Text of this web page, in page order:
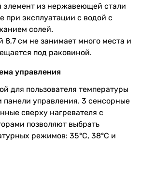
19 А
настенный
электронное
индикатор питания, пульт ДУ
(опция), регулировка
температуры, Eco режим
IP25
элемент из нержавеющей стали
при эксплуатации с водой с
солей.
8,7 см не занимает много места и
под раковиной.
управления
для пользователя температуры
управления. 3 сенсорные
сверху нагревателя с
позволяют выбрать
режимов: 35°C, 38°C и